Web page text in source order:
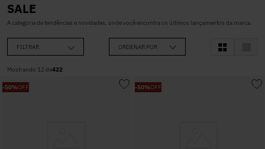
SALE
A categoria de tendências e novidades, onde você encontra os últimos lançamentos da marca.
FILTRAR ORDENAR POR
Mostrando 12 de422
-50%OFF -50%OFF
1º Vestido
2º Roupas